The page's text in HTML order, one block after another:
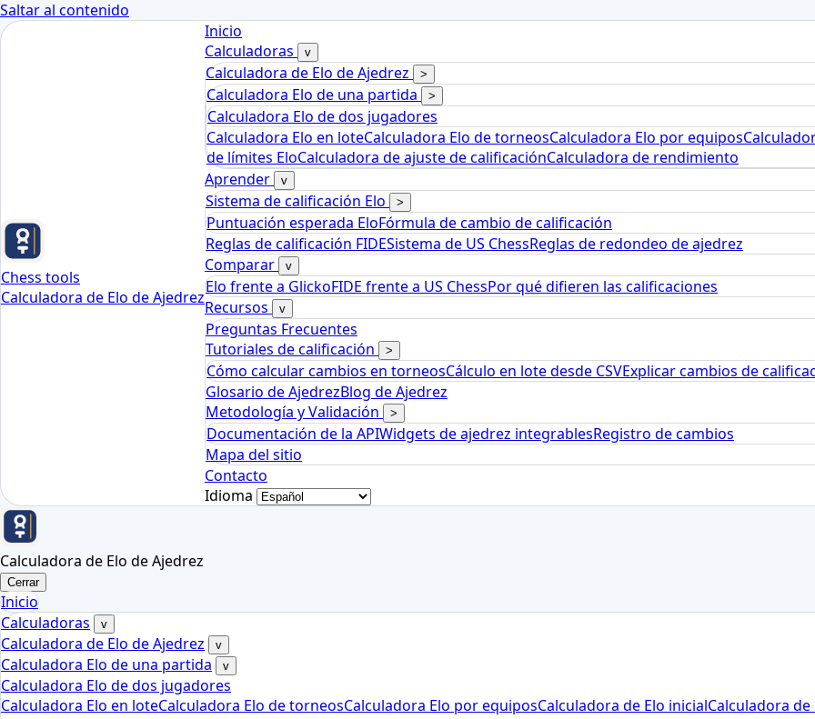
Saltar al contenido
Chess tools
Calculadora de Elo de Ajedrez
Inicio
Calculadoras
v
Calculadora de Elo de Ajedrez >
Calculadora Elo de una partida >
Calculadora Elo de dos jugadores
Calculadora Elo en loteCalculadora Elo de torneosCalculadora Elo por equipos
de límites EloCalculadora de ajuste de calificaciónCalculadora de rendimiento
Aprender
v
Sistema de calificación Elo >
Puntuación esperada EloFórmula de cambio de calificación
Reglas de calificación FIDESistema de US ChessReglas de redondeo de ajedrez
Comparar
v
Elo frente a GlickoFIDE frente a US ChessPor qué difieren las calificaciones
Recursos
v
Preguntas Frecuentes
Tutoriales de calificación
>
Cómo calcular cambios en torneosCálculo en lote desde CSVExplicar cambios de
Glosario de AjedrezBlog de Ajedrez
Metodología y Validación
>
Documentación de la APIWidgets de ajedrez integrablesRegistro de cambios
Mapa del sitio
Contacto
Idioma
Calculadora de Elo de Ajedrez
Cerrar
Inicio
Calculadoras
v
Calculadora de Elo de Ajedrez v
Calculadora Elo de una partida v
Calculadora Elo de dos jugadores
Calculadora Elo en loteCalculadora Elo de torneosCalculadora Elo por equiposCalculadora de Elo inicialCalculadora de